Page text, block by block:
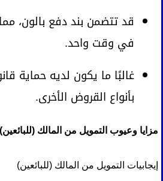
قد تتضمن بند دفع بالون،
في وقت واحد.
غالبًا ما يكون لديه حماية
بأنواع القروض الأخرى.
مزايا وعيوب التمويل من المالك (للبائعين)
إيجابيات التمويل من المالك (للبائعين)